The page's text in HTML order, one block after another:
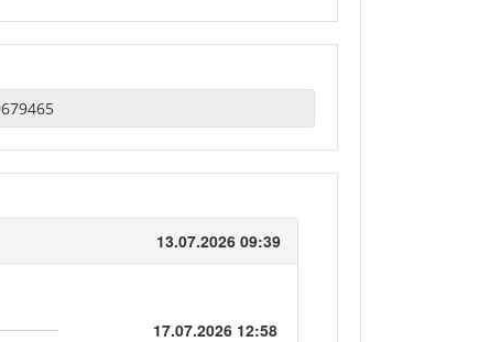
13.07.2026 09:39
17.07.2026 12:58